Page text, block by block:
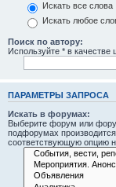
Искать все слова
Искать любое
Поиск по автору:
Используйте * в качестве
ПАРАМЕТРЫ ЗАПРОСА
Искать в форумах:
Выберите форум или
подфорумах
соответствующую опцию